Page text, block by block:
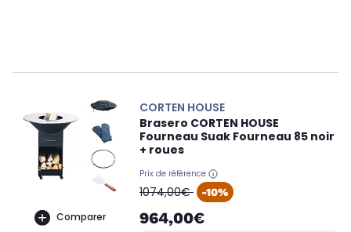
Comparer
CORTEN HOUSE
Brasero CORTEN HOUSE
Fourneau Suak Fourneau 85 noir
+ roues
Prix de référence
oldPrice
1074,00€ -10%
964,00€